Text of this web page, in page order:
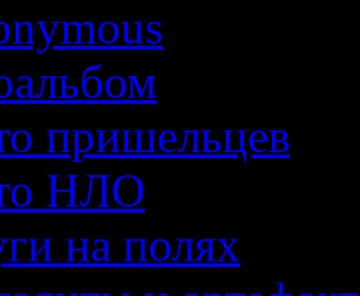
пришельцев
НЛО
на полях